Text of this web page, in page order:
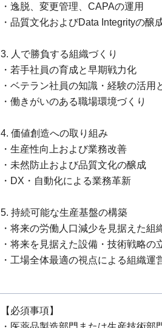
・逸脱、変更管理、CAPAの運用
・品質文化およびData Integrityの醸
3. 人で勝負する組織づくり
・若手社員の育成と早期戦力化
・ベテラン社員の知識・経験の活用
・働きがいのある職場環境づくり
4. 価値創造への取り組み
・生産性向上および業務改善
・未然防止および品質文化の醸成
・DX・自動化による業務革新
5. 持続可能な生産基盤の構築
・将来の労働人口減少を見据えた組
・将来を見据えた設備・技術戦略の
・工場全体最適の視点による組織運
【必須事項】